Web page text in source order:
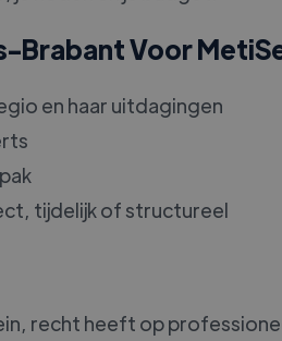
Brabant Voor
en haar uitdagingen
tijdelijk of structureel
recht heeft op